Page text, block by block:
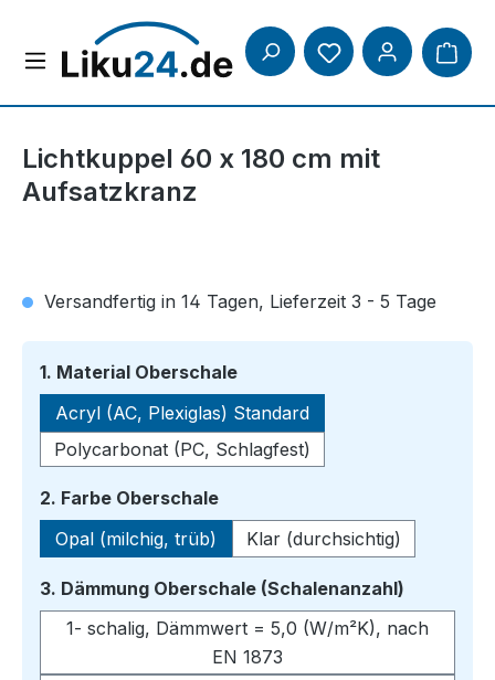
Zum Hauptinhalt springen
Lichtkuppel 60 x 180 cm mit
Aufsatzkranz
Versandfertig in 14 Tagen, Lieferzeit 3 - 5 Tage
1. Material Oberschaleauswählen
Acryl (AC, Plexiglas) Standard
Polycarbonat (PC, Schlagfest)
2. Farbe Oberschaleauswählen
Opal (milchig, trüb)
Klar (durchsichtig)
3. Dämmung Oberschale (Schalenanzahl)
1- schalig, Dämmwert = 5,0 (W/m²K), nach
EN 1873